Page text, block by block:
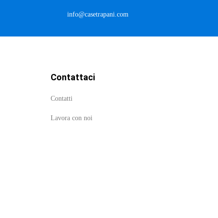
info@casetrapani.com
Contattaci
Contatti
Lavora con noi